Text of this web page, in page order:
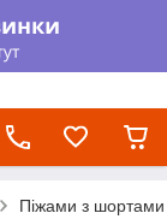
Піжами з шортами